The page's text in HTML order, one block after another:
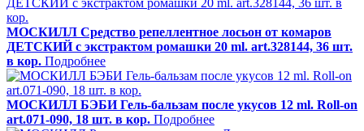
МОСКИЛЛ Средство репеллентное лосьон от комаров
ДЕТСКИЙ с экстрактом ромашки 20 ml. art.328144, 36 шт.
в кор. Подробнее
МОСКИЛЛ БЭБИ Гель-бальзам после укусов 12 ml. Roll-on
art.071-090, 18 шт. в кор. Подробнее